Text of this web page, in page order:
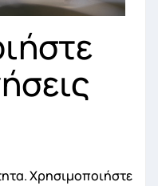
Χρησιμοποιήστε